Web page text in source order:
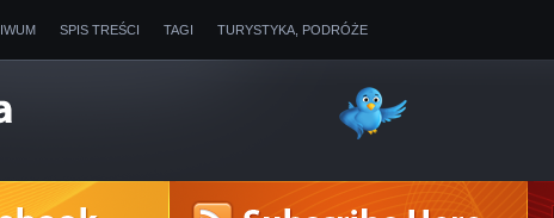
SPIS TREŚCI TAGI TURYSTYKA, PODRÓŻE